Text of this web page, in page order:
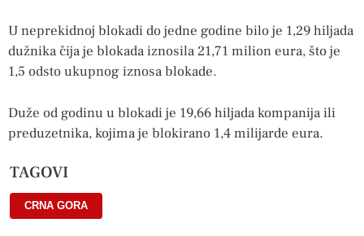
U neprekidnoj blokadi do jedne godine bilo je 1,29 hiljada
dužnika čija je blokada iznosila 21,71 milion eura, što je
1,5 odsto ukupnog iznosa blokade.
Duže od godinu u blokadi je 19,66 hiljada kompanija ili
preduzetnika, kojima je blokirano 1,4 milijarde eura.
TAGOVI
CRNA GORA